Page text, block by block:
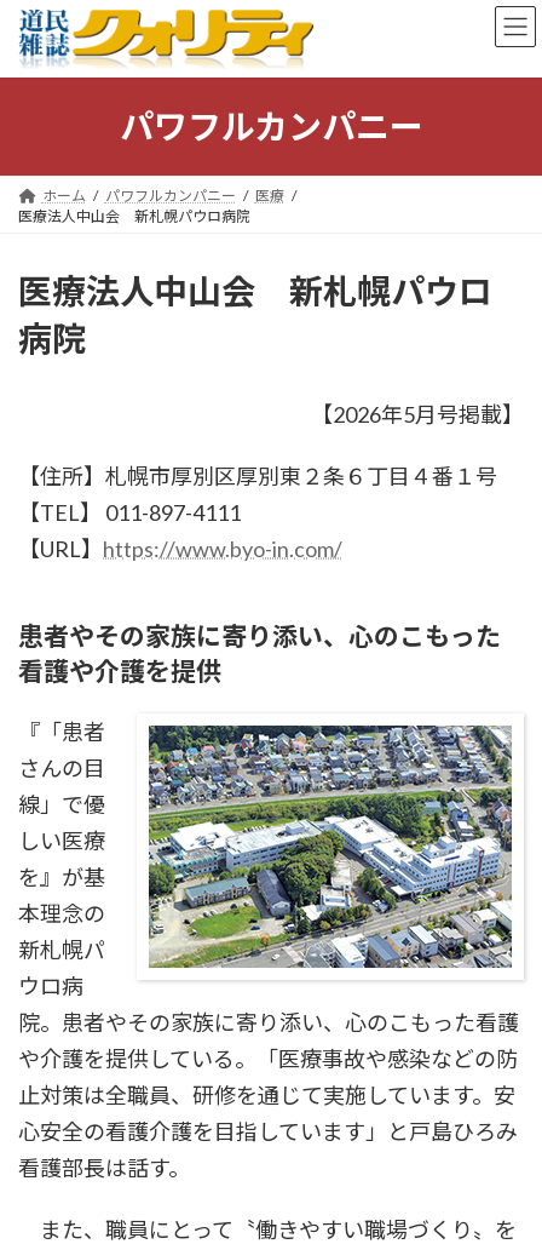
ン
キ
ー
に
パワフルカンパニー
ホーム パワフルカンパニー
医療
医療法人中山会 新札幌パウロ病院
医療法人中山会 新札幌パウロ
病院
【2026年5月号掲載】
【住所】札幌市厚別区厚別東２条６丁目４番１号
【TEL】 011-897-4111
【URL】 https://www.byo-in.com/
患者やその家族に寄り添い、心のこもった
看護や介護を提供
『「患者
さんの目
線」で優
しい医療
を』が基
本理念の
新札幌パ
ウロ病
院。患者やその家族に寄り添い、心のこもった看護
や介護を提供している。「医療事故や感染などの防
止対策は全職員、研修を通じて実施しています。安
心安全の看護介護を目指しています」と戸島ひろみ
看護部長は話す。
また、職員にとって〝働きやすい職場づくり〟を